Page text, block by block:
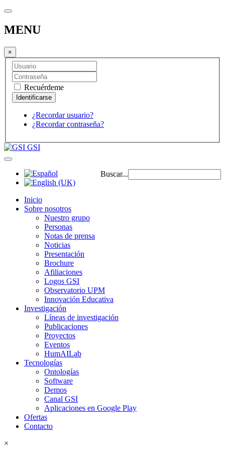
MENU
×
Recuérdeme
¿Recordar usuario?
¿Recordar contraseña?
GSI
Buscar...
Inicio
Sobre nosotros
Nuestro grupo
Personas
Notas de prensa
Noticias
Presentación
Brochure
Afiliaciones
Logos GSI
Observatorio UPM
Innovación Educativa
Investigación
Líneas de investigación
Publicaciones
Proyectos
Eventos
HumAILab
Tecnologías
Ontologías
Software
Demos
Canal GSI
Aplicaciones en Google Play
Ofertas
Contacto
×